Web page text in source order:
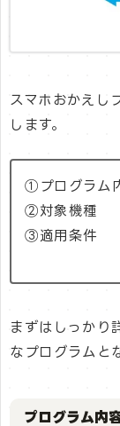
スマホおかえし
します。
①プログラム
②対象機種
③適用条件
まずはしっかり
なプログラムと
プログラム内